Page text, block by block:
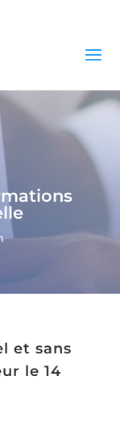
et sans
le 14